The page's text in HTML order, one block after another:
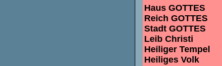
Haus GOTTES
Reich GOTTES
Stadt GOTTES
Leib Christi
Heiliger Tempel
Heiliges Volk